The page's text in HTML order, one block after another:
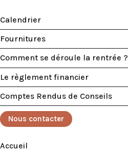
Calendrier
Fournitures
Comment se déroule la rentrée ?
Le règlement financier
Comptes Rendus de Conseils
Nous contacter
Accueil